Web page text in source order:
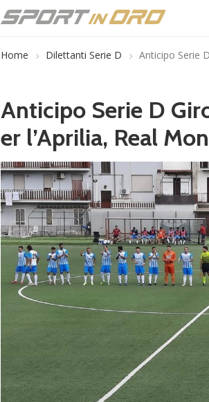
Home Dilettanti Serie D Anticipo Serie
Anticipo Serie D
er l’Aprilia, Real